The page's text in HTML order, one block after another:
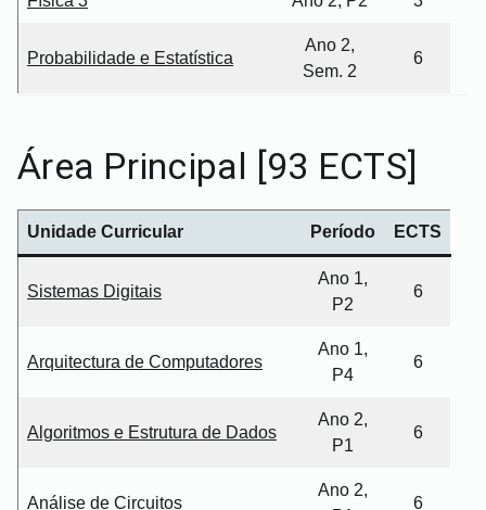
Probabilidade e Estatística
Ano 2,
Sem. 2
6
Área Principal [93 ECTS]
Unidade Curricular Período ECTS
Sistemas Digitais
Ano 1,
P2
6
Arquitectura de Computadores
Ano 1,
P4
6
Algoritmos e Estrutura de Dados
Ano 2,
P1
6
Análise de Circuitos
Ano 2,
6